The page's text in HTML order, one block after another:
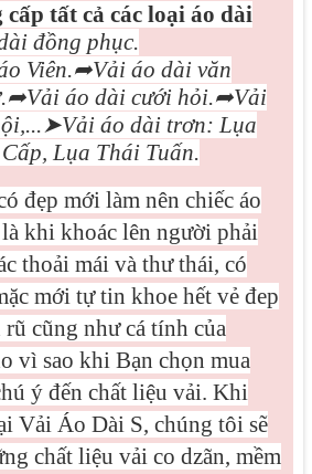
tất cả các loại áo dài
đồng phục.
Viên.➦Vải áo dài văn
➦Vải áo dài cưới hỏi.➦Vải
➤Vải áo dài trơn: Lụa
Lụa Thái Tuấn.
đẹp mới làm nên chiếc áo
khi khoác lên người phải
thoải mái và thư thái, có
mới tự tin khoe hết vẻ đep
cũng như cá tính của
vì sao khi Bạn chọn mua
ý đến chất liệu vải. Khi
Vải Áo Dài S, chúng tôi sẽ
chất liệu vải co dzãn, mềm